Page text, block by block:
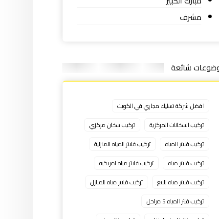
مشرف
شائعة
افضل شركة تسليك مجاري في الكويت
تركيب السخانات المركزية
تركيب سخان مركزي
تركيب فلاتر المياه
تركيب فلاتر المياه المنزلية
تركيب فلاتر مياه
تركيب فلاتر مياه امريكيه
تركيب فلاتر مياه للبيع
تركيب فلاتر مياه للمنازل
تركيب فلتر المياه 5 مراحل